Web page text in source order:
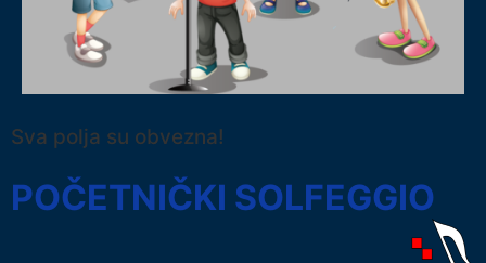
Sva polja su obvezna!
POČETNIČKI SOLFEGGIO